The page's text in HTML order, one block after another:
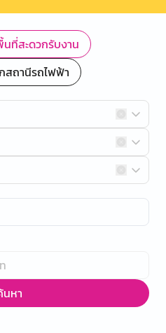
ที่สะดวกรับงาน
สถานีรถไฟฟ้า
นหา